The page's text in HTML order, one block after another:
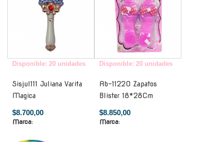
Disponible: 20 unidades
Sisjul111 Juliana Varita
Magica
$8.700,00
Marca:
Disponible: 20 unidades
Ab-11220 Zapatos
Blister 18*28Cm
$8.850,00
Marca: